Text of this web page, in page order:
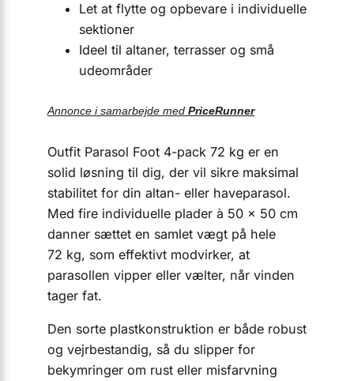
Let at flytte og opbevare i individuelle
sektioner
Ideel til altaner, terrasser og små
udeområder
Annonce i samarbejde med PriceRunner
Outfit Parasol Foot 4-pack 72 kg er en
solid løsning til dig, der vil sikre maksimal
stabilitet for din altan- eller haveparasol.
Med fire individuelle plader à 50 × 50 cm
danner sættet en samlet vægt på hele
72 kg, som effektivt modvirker, at
parasollen vipper eller vælter, når vinden
tager fat.
Den sorte plastkonstruktion er både robust
og vejrbestandig, så du slipper for
bekymringer om rust eller misfarvning